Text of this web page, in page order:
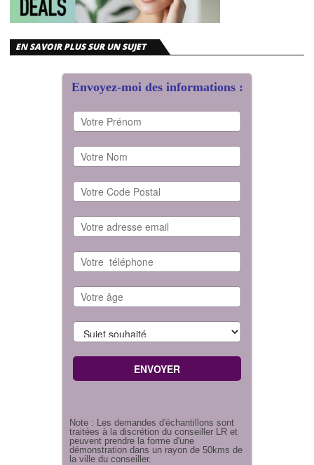
EN SAVOIR PLUS SUR UN SUJET
Envoyez-moi des informations :
Note : Les demandes d'échantillons sont
traitées à la discrétion du conseiller LR et
peuvent prendre la forme d'une
démonstration dans un rayon de 50kms de
la ville du conseiller.